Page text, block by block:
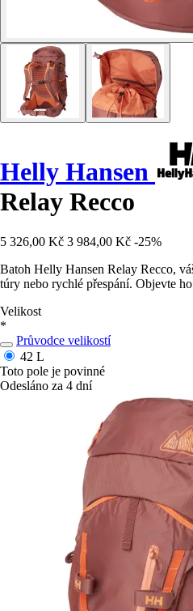
Helly Hansen
Relay Recco
5 326,00 Kč 3 984,00 Kč -25%
Batoh Helly Hansen Relay Recco,
túry nebo rychlé přespání. Objevte
Velikost
*
Průvodce velikostí
42 L
Toto pole je povinné
Odesláno za 4 dní